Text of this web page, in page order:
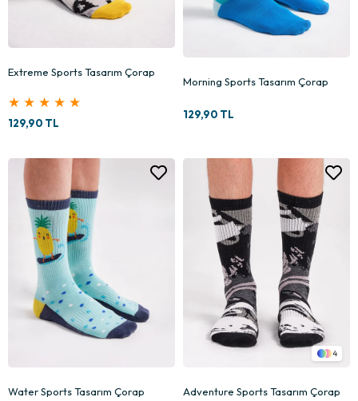
Extreme Sports Tasarım Çorap
★ ★ ★ ★ ★
129,90 TL
Morning Sports Tasarım Çorap
129,90 TL
Water Sports Tasarım Çorap
4
Adventure Sports Tasarım Çorap